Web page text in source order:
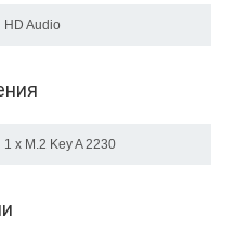
HD Audio
1 х M.2 Key A 2230